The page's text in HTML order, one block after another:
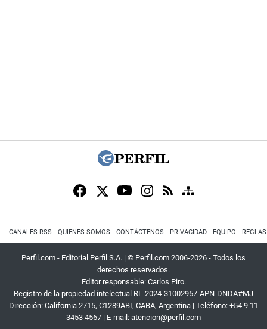
CANALES RSS QUIENES SOMOS CONTÁCTENOS PRIVACIDAD EQUIPO
Perfil.com - Editorial Perfil S.A. | © Perfil.com 2006-2026 - Todos los
derechos reservados.
Editor responsable: Carlos Piro.
Registro de la propiedad intelectual RL-2024-31002957-APN-DNDA#MJ
Dirección: California 2715, C1289ABI, CABA, Argentina | Teléfono: +54 9 11
3453 4567 | E-mail: atencion@perfil.com